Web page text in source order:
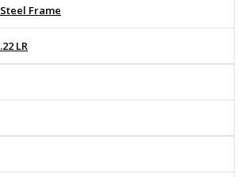
Steel Frame
.22 LR